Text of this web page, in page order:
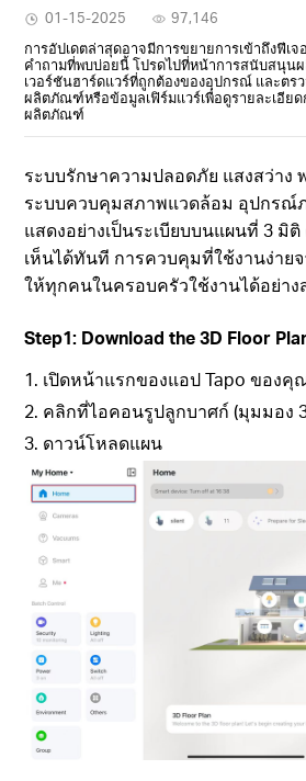
01-15-2025
97,146
การอัปเดตล่าสุดอาจมีการขยายการเข้าถึงฟีเจ
คำถามที่พบบ่อยนี้ โปรดไปที่หน้าการสนับสนุ
เวอร์ชันฮาร์ดแวร์ที่ถูกต้องของอุปกรณ์ และตร
ผลิตภัณฑ์หรือข้อมูลเฟิร์มแวร์เพื่อดูรายละเอียด
ผลิตภัณฑ์
ระบบรักษาความปลอดภัย แสงสว่าง
ระบบควบคุมสภาพแวดล้อม อุปกรณ์
แสดงอย่างเป็นระเบียบบนแผนที่ 3 มิ
เห็นได้ทันที การควบคุมที่ใช้งานง่าย
ให้ทุกคนในครอบครัวใช้งานได้อย่าง
Step1: Download the 3D Floor
1. เปิดหน้าแรกของแอป Tapo ของคุ
2. คลิกที่ไอคอนรูปลูกบาศก์ (มุมมอง
3. ดาวน์โหลดแผน